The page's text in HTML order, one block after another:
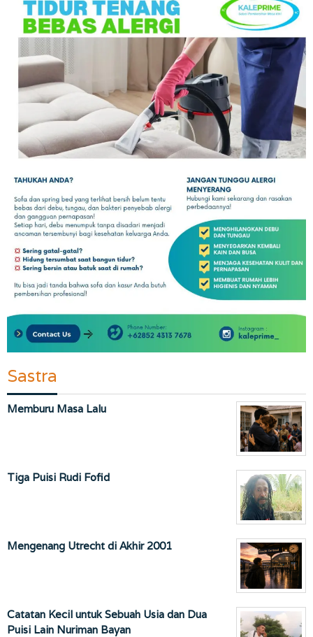
Sastra
Memburu Masa Lalu
Tiga Puisi Rudi Fofid
Mengenang Utrecht di Akhir 2001
Catatan Kecil untuk Sebuah Usia dan Dua
Puisi Lain Nuriman Bayan